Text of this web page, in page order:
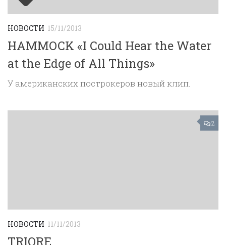
НОВОСТИ 15/11/2013
HAMMOCK «I Could Hear the Water
at the Edge of All Things»
У американских построкеров новый клип.
2
НОВОСТИ 11/11/2013
TRIORE